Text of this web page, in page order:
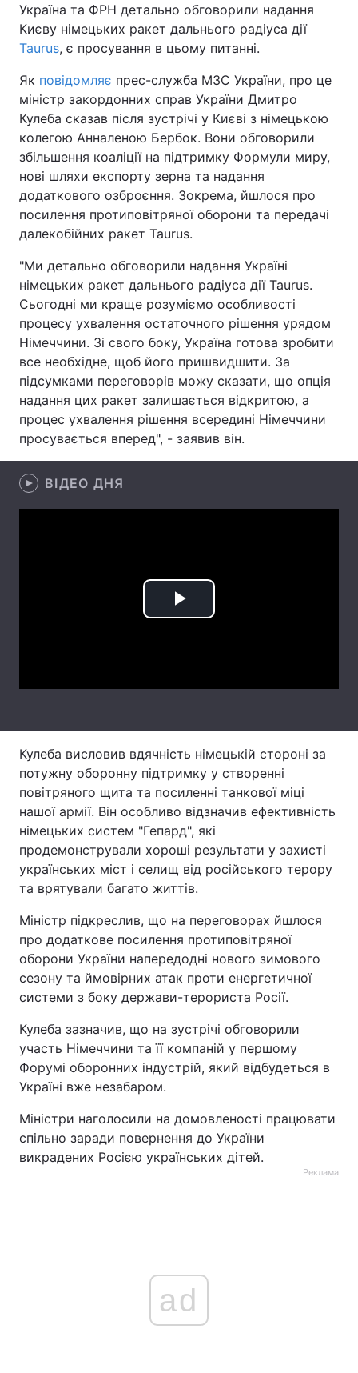
Головна Війна
Україна Політика
Економіка Світ
Спорт Наука
Зброя Інциденти
Здоров'я Туризм
Екологія Регіони
Лонгріди
Відео з Youtube
Інтерв'ю Думки
Архів Вакансії
Контакти
Послуги
Україна та ФРН детально обговорили надання
Києву німецьких ракет дальнього радіуса дії
Taurus, є просування в цьому питанні.
Як повідомляє прес-служба МЗС України, про це
міністр закордонних справ України Дмитро
Кулеба сказав після зустрічі у Києві з німецькою
колегою Анналеною Бербок. Вони обговорили
збільшення коаліції на підтримку Формули миру,
нові шляхи експорту зерна та надання
додаткового озброєння. Зокрема, йшлося про
посилення протиповітряної оборони та передачі
далекобійних ракет Taurus.
"Ми детально обговорили надання Україні
німецьких ракет дальнього радіуса дії Taurus.
Сьогодні ми краще розуміємо особливості
процесу ухвалення остаточного рішення урядом
Німеччини. Зі свого боку, Україна готова зробити
все необхідне, щоб його пришвидшити. За
підсумками переговорів можу сказати, що опція
надання цих ракет залишається відкритою, а
процес ухвалення рішення всередині Німеччини
просувається вперед", - заявив він.
ВІДЕО ДНЯ
Play
Кулеба висловив вдячність німецькій стороні за
потужну оборонну підтримку у створенні
повітряного щита та посиленні танкової міці
нашої армії. Він особливо відзначив ефективність
німецьких систем "Гепард", які
продемонстрували хороші результати у захисті
українських міст і селищ від російського терору
та врятували багато життів.
Міністр підкреслив, що на переговорах йшлося
про додаткове посилення протиповітряної
оборони України напередодні нового зимового
сезону та ймовірних атак проти енергетичної
системи з боку держави-терориста Росії.
Кулеба зазначив, що на зустрічі обговорили
участь Німеччини та її компаній у першому
Форумі оборонних індустрій, який відбудеться в
Україні вже незабаром.
Міністри наголосили на домовленості працювати
спільно заради повернення до України
викрадених Росією українських дітей.
Реклама
ad